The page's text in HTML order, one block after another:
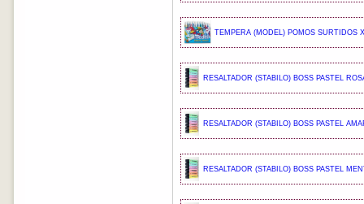
TEMPERA (MODEL) POMOS SURTIDOS
RESALTADOR (STABILO) BOSS PASTEL
RESALTADOR (STABILO) BOSS PASTEL
RESALTADOR (STABILO) BOSS PASTEL